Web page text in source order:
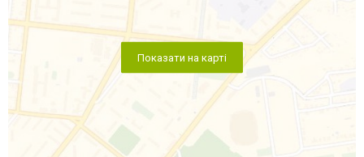
Показати на карті